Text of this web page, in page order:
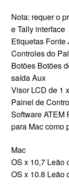
Nota: requer o
e Tally interface
Etiquetas Fonte
Controles do
Botões Botões
saída Aux
Visor LCD de 1
Painel de
Software ATEM
para Mac como
Mac
OS x 10,7 Leão
OS x 10.8 Leão